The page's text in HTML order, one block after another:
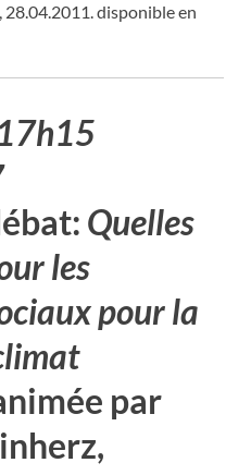
28.04.2011. disponible en
Quelles
les
pour la
par
,